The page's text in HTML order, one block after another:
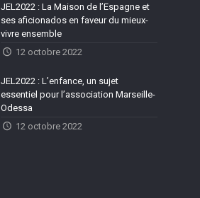
JEL2022 : La Maison de l’Espagne et
ses aficionados en faveur du mieux-
vivre ensemble
12 octobre 2022
JEL2022 : L’enfance, un sujet
essentiel pour l’association Marseille-
Odessa
12 octobre 2022